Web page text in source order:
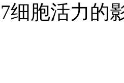
细胞活力的